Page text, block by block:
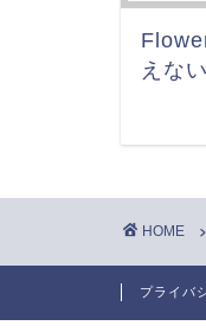
えな
HOME
プライバ